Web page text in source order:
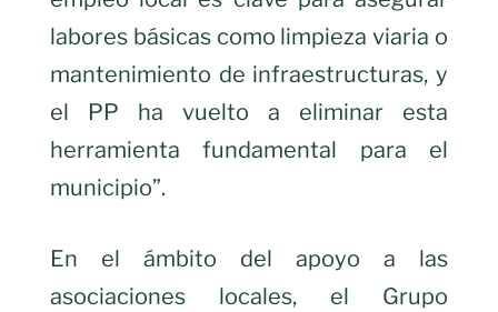
labores básicas como limpieza viaria o
mantenimiento de infraestructuras, y
el PP ha vuelto a eliminar esta
herramienta fundamental para el
municipio”.
En el ámbito del apoyo a las
asociaciones locales, el Grupo